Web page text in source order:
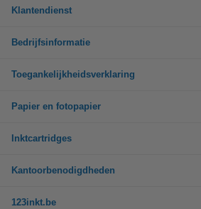
Klantendienst
Bedrijfsinformatie
Toegankelijkheidsverklaring
Papier en fotopapier
Inktcartridges
Kantoorbenodigdheden
123inkt.be